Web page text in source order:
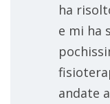
ha
e mi ha
andate